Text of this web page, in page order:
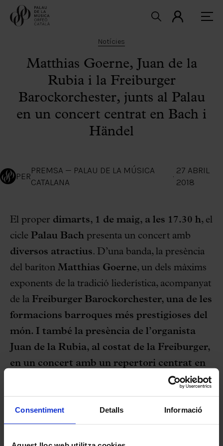
Consentiment Detalls Informació
Notícies
Matthias Goerne, Juan de la
Rubia i la Freiburger
Barockorchester, junts al Palau
en un concert centrat en Bach i
Händel
PER
PREMSA — PALAU DE LA MÚSICA
CATALANA
·
27 ABRIL
2018
El proper dimarts, 1 de maig, a les 17.30 h, el
cicle Palau Bach presenta un concert amb
diversos atractius. D’una banda, la presència
del baríton Matthias Goerne, un dels màxims
exponents de la tradició liederística, acompanyat
de la Freiburger Barockorchester, una de les
formacions barroques més prestigioses del
món. I també la presència de l’organista
Juan de la Rubia, al costat de la Freiburger,
en un concert amb un repertori centrat en
Bach i Händel, compositors que van néixer
el mateix any.
Goerne,undels cantants més reclamats